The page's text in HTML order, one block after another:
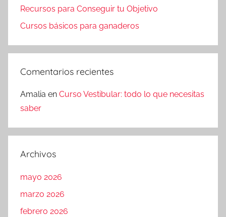
Recursos para Conseguir tu Objetivo
Cursos básicos para ganaderos
Comentarios recientes
Amalia en Curso Vestibular: todo lo que necesitas
saber
Archivos
mayo 2026
marzo 2026
febrero 2026